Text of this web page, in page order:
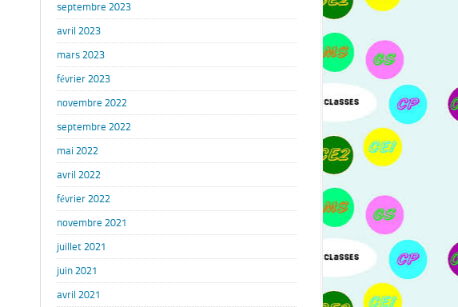
septembre 2023
avril 2023
mars 2023
février 2023
novembre 2022
septembre 2022
mai 2022
avril 2022
février 2022
novembre 2021
juillet 2021
juin 2021
avril 2021